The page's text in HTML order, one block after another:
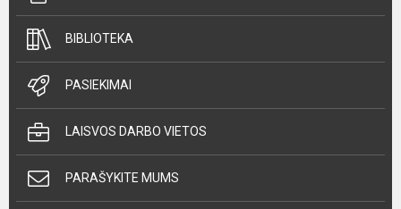
BIBLIOTEKA
PASIEKIMAI
LAISVOS DARBO VIETOS
PARAŠYKITE MUMS